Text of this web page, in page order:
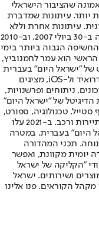
שהציבור הישראלי
יותר. עיתונות שמדברת
עיתונות אחרת וללא
תשלום. המהדורה המודפסת הראשונה פורסמה ב-30 ביולי 2007, וב-2010
הגבוה ביותר בימי
הראשי הוא עמר לחמנוביץ,
של "ישראל היום" בעברית
ובאנגלית, כמו כן היישומונים (אפליקציות) לאנדרואיד ול-iOS, מציגים
ניתוחים ופרשנויות,
הדיגיטל של "ישראל היום"
סטייל, טכנולוגיה, ספורט,
כלכלה וצרכנות, בריאות, חיילים, אוכל, יהדות, תיירות ורכב. ב-2021 עלו
היום" בעברית, במטרה
תכני המהדורה
יומית מקוונת, ואפשר
"הקליקה של ישראל
ושירותים. ישראל
הקוראים. פנו אלינו